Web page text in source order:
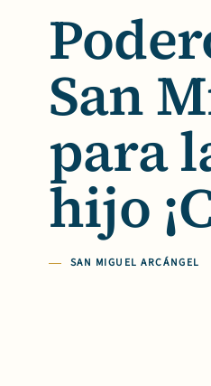
San
para
hijo
SAN MIGUEL ARCÁNGEL